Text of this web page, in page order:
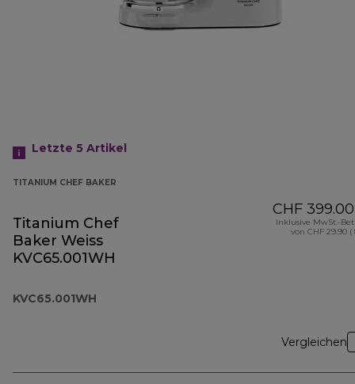
Letzte 5 Artikel
TITANIUM CHEF BAKER
Titanium Chef
Baker Weiss
KVC65.001WH
KVC65.001WH
CHF 399.00
Inklusive MwSt.-
von CHF 29.90 (
Vergleichen